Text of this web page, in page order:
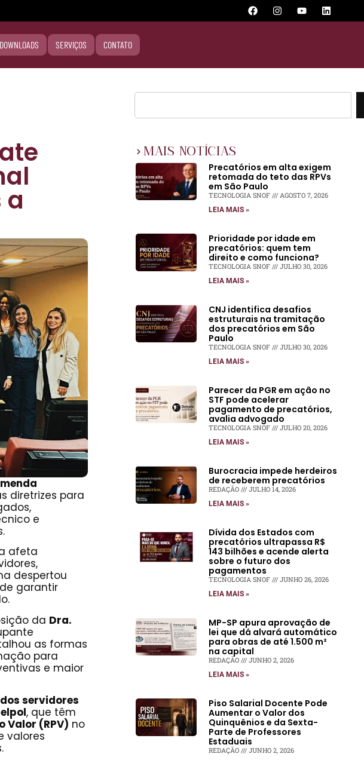
DOWNLOADS SERVIÇOS CONTATO
a
diretrizes para
e
afeta
despertou
garantir
da Dra.
as formas
para
e maior
servidores
, que têm
Valor (RPV) no
valores
MAIS NOTÍCIAS
Precatórios em alta exigem
retomada do teto das RPVs
em São Paulo
TECNOLOGIA SNOF AGOSTO 7, 2026
LEIA MAIS »
Prioridade por idade em
precatórios: quem tem
direito e como funciona?
TECNOLOGIA SNOF JULHO 30, 2026
LEIA MAIS »
CNJ identifica desafios
estruturais na tramitação
dos precatórios em São
Paulo
TECNOLOGIA SNOF JULHO 30, 2026
LEIA MAIS »
Parecer da PGR em ação no
STF pode acelerar
pagamento de precatórios,
avalia advogado
TECNOLOGIA SNOF JULHO 20, 2026
LEIA MAIS »
Burocracia impede herdeiros
de receberem precatórios
REDAÇÃO JULHO 14, 2026
LEIA MAIS »
Dívida dos Estados com
precatórios ultrapassa R$
143 bilhões e acende alerta
sobre o futuro dos
pagamentos
TECNOLOGIA SNOF JUNHO 26, 2026
LEIA MAIS »
MP-SP apura aprovação de
lei que dá alvará automático
para obras de até 1.500 m²
na capital
REDAÇÃO JUNHO 2, 2026
LEIA MAIS »
Piso Salarial Docente Pode
Aumentar o Valor dos
Quinquênios e da Sexta-
Parte de Professores
Estaduais
REDAÇÃO JUNHO 2, 2026